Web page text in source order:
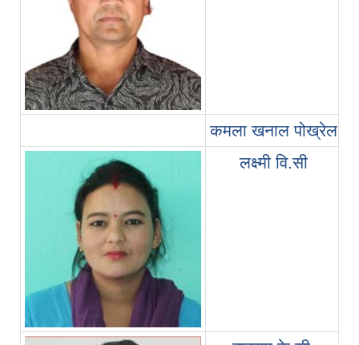
कमला खनाल पोख्रेल
लक्ष्मी वि.सी